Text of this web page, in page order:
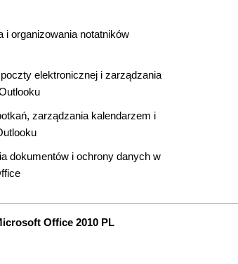
i organizowania notatników
elektronicznej i zarządzania
zarządzania kalendarzem i
dokumentów i ochrony danych w
Office 2010 PL